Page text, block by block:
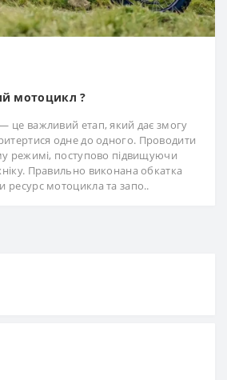
мотоцикл ?
це важливий етап, який дає змогу
одне до одного. Проводити
режимі, поступово підвищуючи
Правильно виконана обкатка
ресурс мотоцикла та запо..